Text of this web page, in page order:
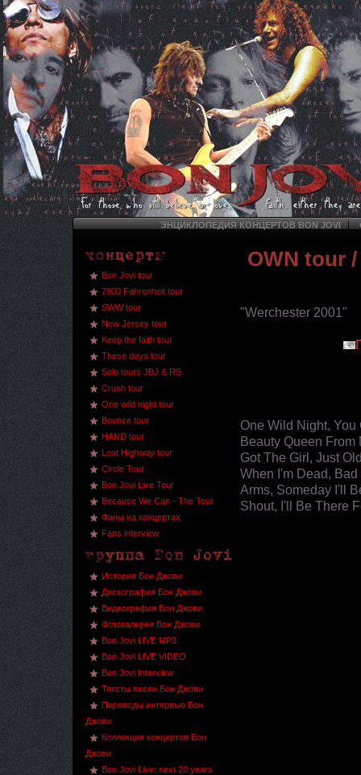
ЭНЦИКЛОПЕДИЯ КОНЦЕРТОВ BON JOVI
Bon Jovi tour
7800 Fahrenheit tour
SWW tour
New Jersey tour
Keep the faith tour
These days tour
Solo tours JBJ & RS
Crush tour
One wild night tour
Bounce tour
HAND tour
Lost Highway tour
Circle Tour
Bon Jovi Live Tour
Because We Can - The Tour
Фаны на концертах
Fans interview
История Бон Джови
Дискография Бон Джови
Видеография Бон Джови
Фотогалерея Бон Джови
Bon Jovi LIVE MP3
Bon Jovi LIVE VIDEO
Bon Jovi Interview
Тексты песен Бон Джови
Переводы интервью Бон
Джови
Коллекция концертов Бон
Джови
Bon Jovi Live: next 20 years
OWN tour
"Werchester 2001"
One Wild Night, You
Beauty Queen From
Got The Girl, Just
When I'm Dead,
Arms, Someday I'll
Shout, I'll Be There